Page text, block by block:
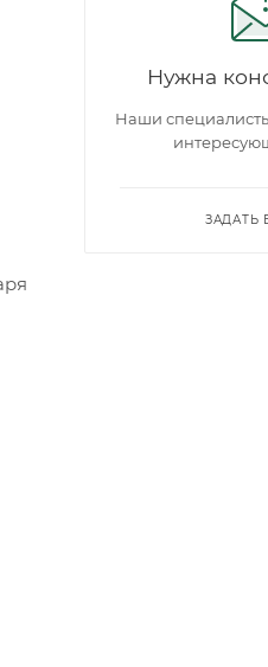
Нужна
Наши
ЗАДАТЬ